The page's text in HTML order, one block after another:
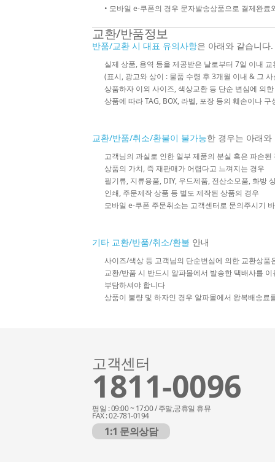
• 모바일 e-쿠폰의 경우 문자발송상품으로 결제완
교환/반품정보
반품/교환 시 대표 유의사항은 아래와 같습니다.
실제 상품, 용역 등을 제공받은 날로부터 7일 이내
(표시, 광고와 상이 : 물품 수령 후 3개월 이내 & 그
상품하자 이외 사이즈, 색상교환 등 단순 변심에 의
상품에 따라 TAG, BOX, 라벨, 포장 등의 훼손이나
교환/반품/취소/환불이 불가능한 경우는 아래와
고객님의 과실로 인한 일부 제품의 분실 혹은 파손된
상품의 가치, 즉 재판매가 어렵다고 느껴지는 경우
필기류, 지류용품, DIY, 우드제품, 전산소모품, 화방
인쇄, 주문제작 상품 등 별도 제작된 상품의 경우
모바일 e-쿠폰 주문취소는 고객센터로 문의주시기
기타 교환/반품/취소/환불 안내
사이즈/색상 등 고객님의 단순변심에 의한 교환상
교환/반품 시 반드시 알파몰에서 발송한 택배사를
부담하셔야 합니다
상품이 불량 및 하자인 경우 알파몰에서 왕복배송료
고객센터
1811-0096
평일 : 09:00 ~ 17:00 / 주말,공휴일 휴뮤
FAX : 02-781-0194
1:1 문의상담